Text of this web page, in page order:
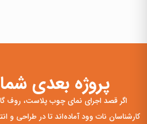
پروژه بعدی
اگر قصد اجرای نمای چوب پلاست، روف
کارشناسان نات وود آماده‌اند تا در طراحی و